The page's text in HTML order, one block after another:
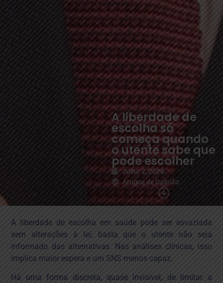
A liberdade de
escolha só
começa quando
o utente sabe que
pode escolher
Julho 2, 2026
Artigos de Opinião
escolha só começa
quando o utente sabe
que pode escolher
A liberdade de escolha em saúde pode ser esvaziada
sem alterações à lei; basta que o utente não seja
informado das alternativas. Nas análises clínicas, isso
implica maior espera e um SNS menos capaz.
Há uma forma discreta, quase invisível, de limitar a